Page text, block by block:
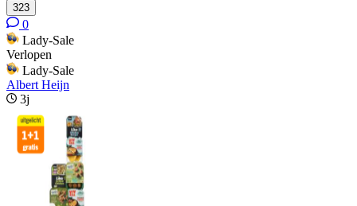
323
0
Lady-Sale
Verlopen
Lady-Sale
Albert Heijn
3j